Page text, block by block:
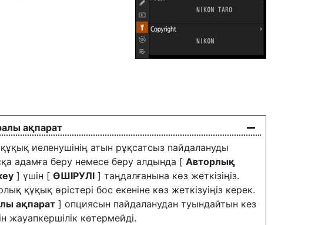
ақпарат
иеленушінің атын рұқсатсыз пайдалануды
адамға беру немесе беру алдында [ Авторлық
] үшін [ ӨШІРУЛІ ] таңдалғанына көз жеткізіңіз.
құқық өрістері бос екеніне көз жеткізуіңіз керек.
ақпарат ] опциясын пайдаланудан туындайтын кез
жауапкершілік көтермейді.